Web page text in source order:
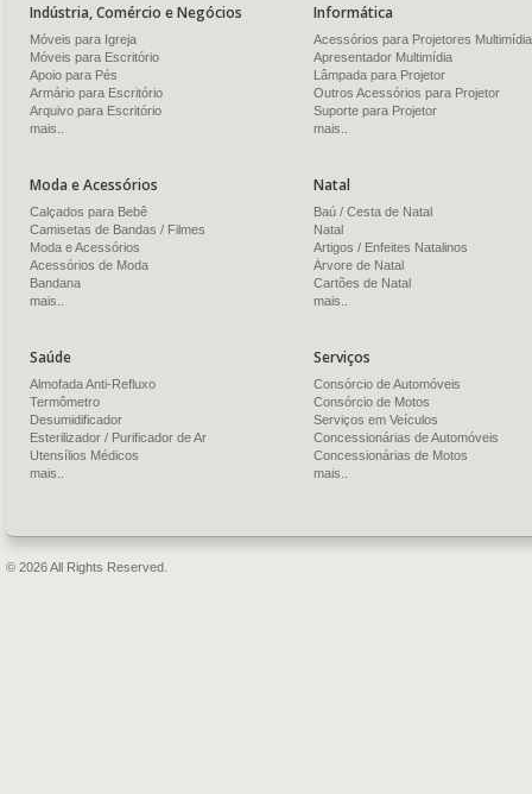
Indústria, Comércio e Negócios
Móveis para Igreja
Móveis para Escritório
Apoio para Pés
Armário para Escritório
Arquivo para Escritório
mais..
Informática
Acessórios para Projetores Multimídia
Apresentador Multimídia
Lâmpada para Projetor
Outros Acessórios para Projetor
Suporte para Projetor
mais..
Moda e Acessórios
Calçados para Bebê
Camisetas de Bandas / Filmes
Moda e Acessórios
Acessórios de Moda
Bandana
mais..
Natal
Baú / Cesta de Natal
Natal
Artigos / Enfeites Natalinos
Árvore de Natal
Cartões de Natal
mais..
Saúde
Almofada Anti-Refluxo
Termômetro
Desumidificador
Esterilizador / Purificador de Ar
Utensílios Médicos
mais..
Serviços
Consórcio de Automóveis
Consórcio de Motos
Serviços em Veículos
Concessionárias de Automóveis
Concessionárias de Motos
mais..
© 2026 All Rights Reserved.